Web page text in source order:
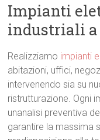
Impianti
industriali
Realizziamo impianti
abitazioni, uffici,
intervenendo sia su
ristrutturazione. Ogni
unanalisi preventiva
garantire la massima